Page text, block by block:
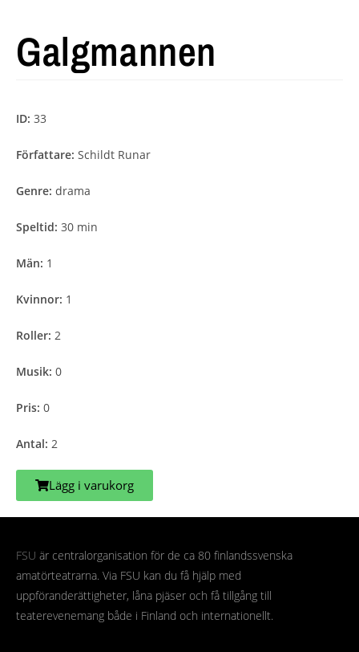
Galgmannen
ID: 33
Författare: Schildt Runar
Genre: drama
Speltid: 30 min
Män: 1
Kvinnor: 1
Roller: 2
Musik: 0
Pris: 0
Antal: 2
Lägg i varukorg
FSU är centralorganisation för de ca 80 finlandssvenska
amatörteatrarna. Via FSU kan du få hjälp med
uppföranderättigheter, låna pjäser och få tillgång till
teaterevenemang både i Finland och internationellt.